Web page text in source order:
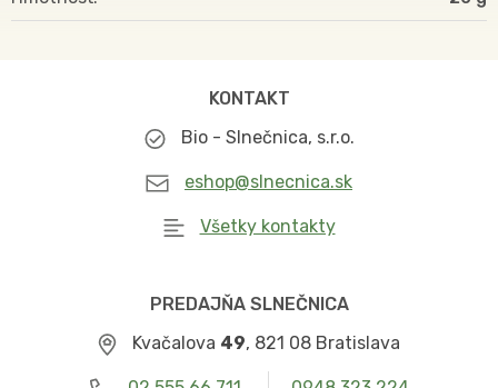
KONTAKT
Bio - Slnečnica, s.r.o.
eshop@slnecnica.sk
Všetky kontakty
PREDAJŇA SLNEČNICA
Kvačalova 49, 821 08 Bratislava